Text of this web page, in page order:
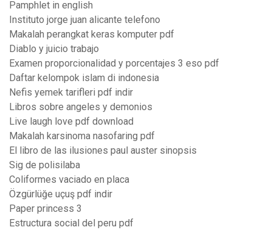
Pamphlet in english
Instituto jorge juan alicante telefono
Makalah perangkat keras komputer pdf
Diablo y juicio trabajo
Examen proporcionalidad y porcentajes 3 eso pdf
Daftar kelompok islam di indonesia
Nefis yemek tarifleri pdf indir
Libros sobre angeles y demonios
Live laugh love pdf download
Makalah karsinoma nasofaring pdf
El libro de las ilusiones paul auster sinopsis
Sig de polisilaba
Coliformes vaciado en placa
Özgürlüğe uçuş pdf indir
Paper princess 3
Estructura social del peru pdf